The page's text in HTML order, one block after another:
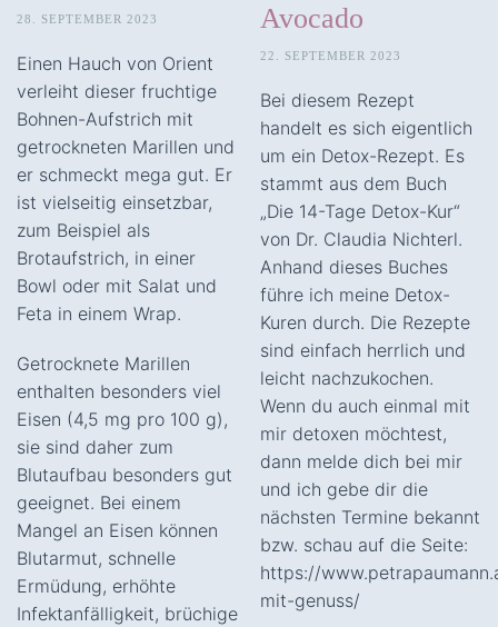
28. SEPTEMBER 2023
Einen Hauch von Orient
verleiht dieser fruchtige
Bohnen-Aufstrich mit
getrockneten Marillen und
er schmeckt mega gut. Er
ist vielseitig einsetzbar,
zum Beispiel als
Brotaufstrich, in einer
Bowl oder mit Salat und
Feta in einem Wrap.
Getrocknete Marillen
enthalten besonders viel
Eisen (4,5 mg pro 100 g),
sie sind daher zum
Blutaufbau besonders gut
geeignet. Bei einem
Mangel an Eisen können
Blutarmut, schnelle
Ermüdung, erhöhte
Infektanfälligkeit, brüchige
Avocado
22. SEPTEMBER 2023
Bei diesem Rezept
handelt es sich eigentlich
um ein Detox-Rezept. Es
stammt aus dem Buch
„Die 14-Tage Detox-Kur“
von Dr. Claudia Nichterl.
Anhand dieses Buches
führe ich meine Detox-
Kuren durch. Die Rezepte
sind einfach herrlich und
leicht nachzukochen.
Wenn du auch einmal mit
mir detoxen möchtest,
dann melde dich bei mir
und ich gebe dir die
nächsten Termine bekannt
bzw. schau auf die Seite:
https://
mit-genuss/